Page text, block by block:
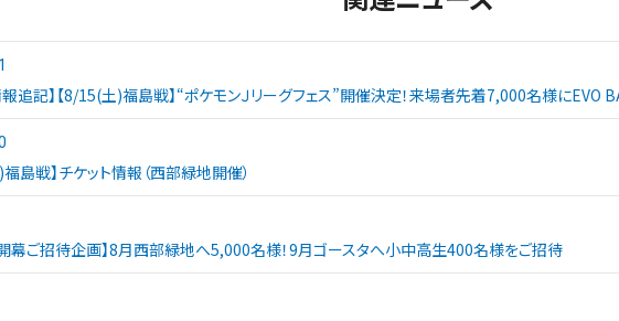
報追記】【8/15(土)福島戦】“ポケモンＪリーグフェス”開催決定！来場者先着7,000名様にEVO
島戦】チケット情報（西部緑地開催）
開幕ご招待企画】8月西部緑地へ5,000名様！9月ゴースタへ小中高生400名様をご招待